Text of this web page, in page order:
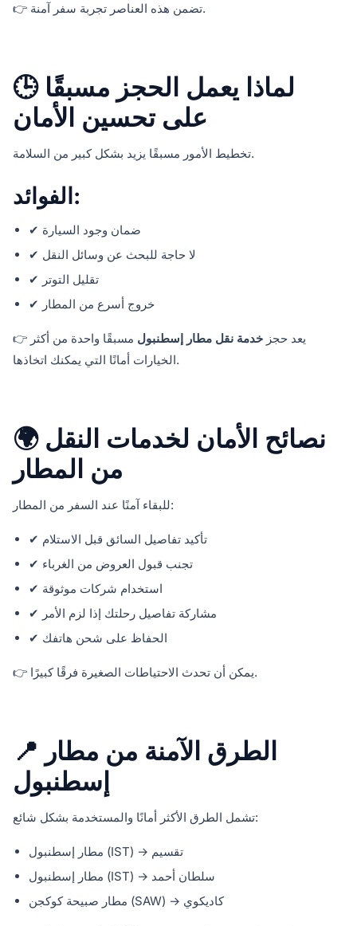
👉 تضمن هذه العناصر تجربة سفر آمنة.
🕒 لماذا يعمل الحجز مسبقًا
على تحسين الأمان
تخطيط الأمور مسبقًا يزيد بشكل كبير من السلامة.
الفوائد:
✔ ضمان وجود السيارة
✔ لا حاجة للبحث عن وسائل النقل
✔ تقليل التوتر
✔ خروج أسرع من المطار
👉 يعد حجز خدمة نقل مطار إسطنبول مسبقًا واحدة من أكثر
الخيارات أمانًا التي يمكنك اتخاذها.
🌍 نصائح الأمان لخدمات النقل
من المطار
للبقاء آمنًا عند السفر من المطار:
✔ تأكيد تفاصيل السائق قبل الاستلام
✔ تجنب قبول العروض من الغرباء
✔ استخدام شركات موثوقة
✔ مشاركة تفاصيل رحلتك إذا لزم الأمر
✔ الحفاظ على شحن هاتفك
👉 يمكن أن تحدث الاحتياطات الصغيرة فرقًا كبيرًا.
📍 الطرق الآمنة من مطار
إسطنبول
تشمل الطرق الأكثر أمانًا والمستخدمة بشكل شائع:
مطار إسطنبول (IST) → تقسيم
مطار إسطنبول (IST) → سلطان أحمد
مطار صبيحة كوكجن (SAW) → كاديكوي